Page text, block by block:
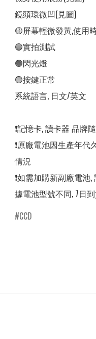
鏡頭環微凹(見圖)
🟡屏幕輕微發黃,使用
🟢實拍測試
🟢閃光燈
🟢按鍵正常
系統語言, 日文/英文
❗️記憶卡, 讀卡器 品牌
❗️原廠電池因生產年
情況
❗️如需加購新副廠電池
據電池型號不同, 7日
CCD